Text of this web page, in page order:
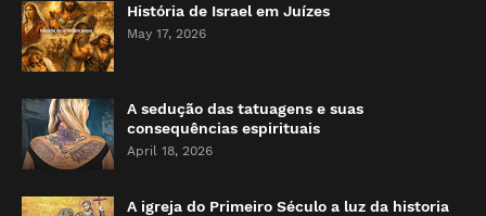
História de Israel em Juízes
May 17, 2026
A sedução das tatuagens e suas
consequências espirituais
April 18, 2026
A igreja do Primeiro Século a luz da historia